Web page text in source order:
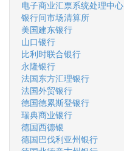
电子商业汇票系统处理中心
银行间市场清算所
美国建东银行
山口银行
比利时联合银行
永隆银行
法国东方汇理银行
法国外贸银行
德国德累斯登银行
瑞典商业银行
德国西德银
德国巴伐利亚州银行